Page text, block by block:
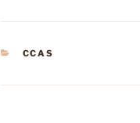
CATÉGORIES
CCAS